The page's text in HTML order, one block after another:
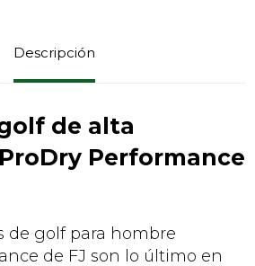
Descripción
de alta
Performance
golf para hombre
de FJ son lo último en